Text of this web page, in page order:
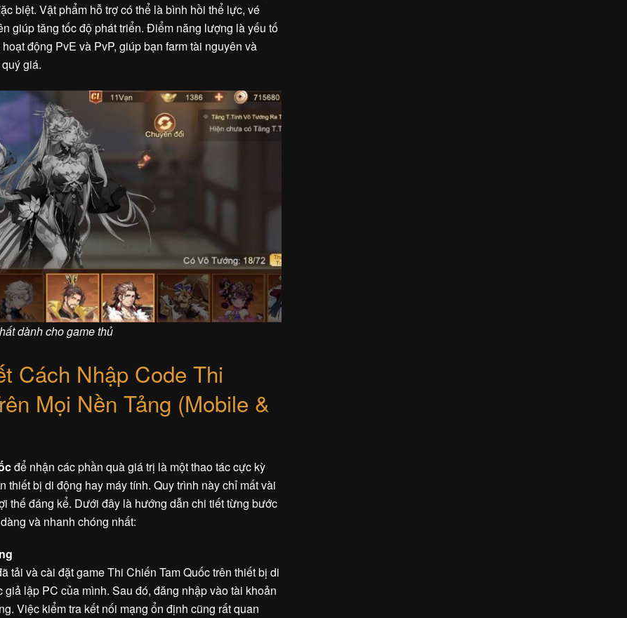
biệt. Vật phẩm hỗ trợ có thể là bình hồi thể lực, vé
giúp tăng tốc độ phát triển. Điểm năng lượng là yếu tố
động PvE và PvP, giúp bạn farm tài nguyên và
quý giá.
dành cho game thủ
Cách Nhập Code Thi
Mọi Nền Tảng (Mobile &
để nhận các phần quà giá trị là một thao tác cực kỳ
thiết bị di động hay máy tính. Quy trình này chỉ mất vài
thế đáng kể. Dưới đây là hướng dẫn chi tiết từng bước
và nhanh chóng nhất:
tải và cài đặt game Thi Chiến Tam Quốc trên thiết bị di
lập PC của mình. Sau đó, đăng nhập vào tài khoản
Việc kiểm tra kết nối mạng ổn định cũng rất quan